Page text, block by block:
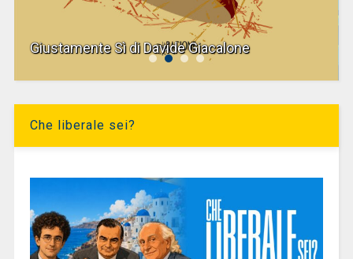
Giustamente Sì di Davide Giacalone
Che liberale sei?